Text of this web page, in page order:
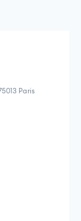
Paris